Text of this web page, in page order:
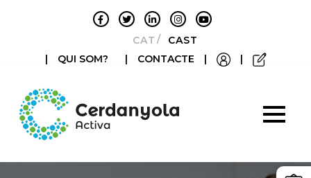
CATALÀCASTELLANO
|
QUI SOM? | CONTACTE | |